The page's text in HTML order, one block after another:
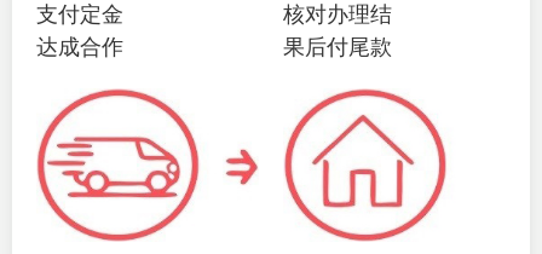
支付定金
达成合作
核对办理结
果后付尾款